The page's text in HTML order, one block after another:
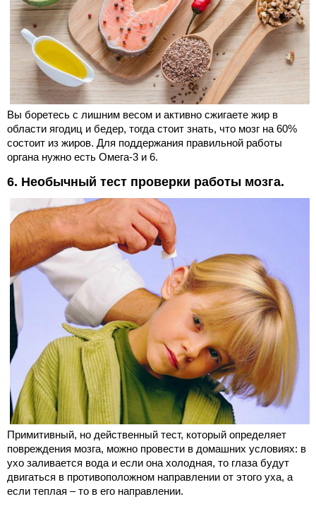
Вы боретесь с лишним весом и активно сжигаете жир в
области ягодиц и бедер, тогда стоит знать, что мозг на 60%
состоит из жиров. Для поддержания правильной работы
органа нужно есть Омега-3 и 6.
6. Необычный тест проверки работы мозга.
Примитивный, но действенный тест, который определяет
повреждения мозга, можно провести в домашних условиях: в
ухо заливается вода и если она холодная, то глаза будут
двигаться в противоположном направлении от этого уха, а
если теплая – то в его направлении.